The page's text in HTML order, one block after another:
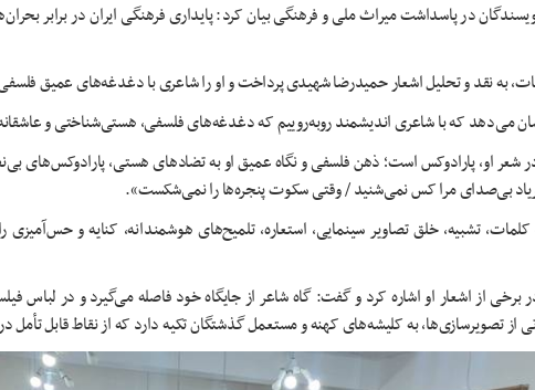
در پاسداشت میراث ملی و فرهنگی بیان کرد: پایداری فرهنگی ایران در برابر
به نقد و تحلیل اشعار حمیدرضا شهیدی پرداخت و او را شاعری با دغدغه‌های عمیق
که با شاعری اندیشمند روبه‌روییم که دغدغه‌های فلسفی، هستی‌شناختی و عاشقانه
در شعر او، پارادوکس است؛ ذهن فلسفی و نگاه عمیق او به تضادهای هستی،
بی‌صدای مرا کس نمی‌شنید / وقتی سکوت پنجره‌ها را نمی‌شکست».
تشبیه، خلق تصاویر سینمایی، استعاره، تلمیح‌های هوشمندانه، کنایه و
از اشعار او اشاره کرد و گفت: گاه شاعر از جایگاه خود فاصله می‌گیرد و در لباس
از تصویرسازی‌ها، به کلیشه‌های کهنه و مستعمل گذشتگان تکیه دارد که از نقاط قابل